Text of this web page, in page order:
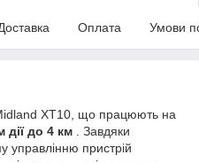
Оплата Умови
XT10, що працюють на
дії до 4 км . Завдяки
управлінню пристрій